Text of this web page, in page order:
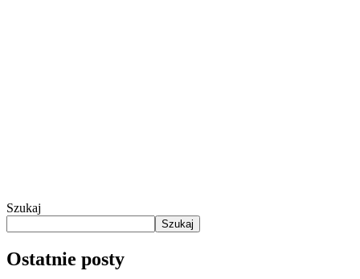
Szukaj
Szukaj
Ostatnie posty